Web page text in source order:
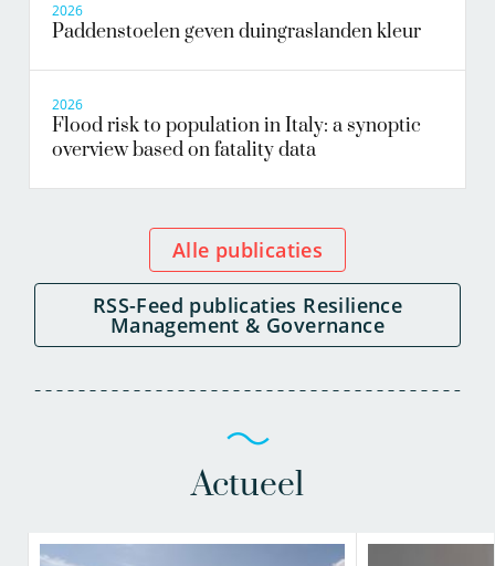
2026
Paddenstoelen geven duingraslanden kleur
2026
Flood risk to population in Italy: a synoptic
overview based on fatality data
Alle publicaties
RSS-Feed publicaties Resilience
Management & Governance
Actueel